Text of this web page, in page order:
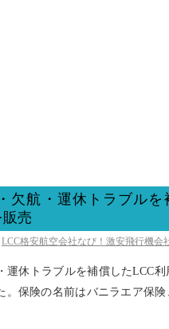
欠航・運休トラブルを
売
LCC格安航空会社なび！激安飛行機会
運休トラブルを補償したLCC
。保険の名前はバニラエア保